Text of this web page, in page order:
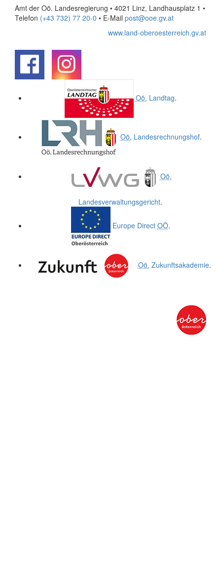
Amt der Oö. Landesregierung • 4021 Linz, Landhausplatz 1 •
Telefon (+43 732) 77 20-0 • E-Mail post@ooe.gv.at
www.land-oberoesterreich.gv.at
Oö. Landtag.
Oö. Landesrechnungshof.
Oö.
Landesverwaltungsgericht.
Europe Direct OÖ.
Oö. Zukunftsakademie.